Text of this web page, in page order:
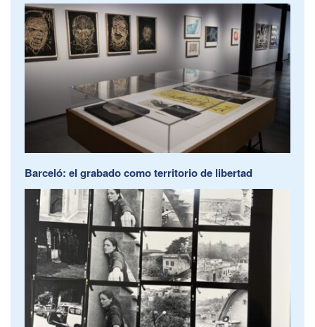
Barceló: el grabado como territorio de libertad